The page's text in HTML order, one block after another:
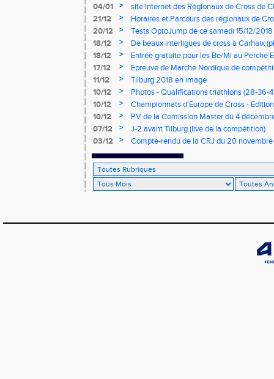
04/01
>
site Internet des Régionaux de Cross de
21/12
>
Horaires et Parcours des régionaux de
20/12
>
Tests OptoJump de ce samedi 15/12/2018
18/12
>
De beaux interligues de cross à Carhaix
18/12
>
Entrée gratuite pour les Be/Mi au Perche
17/12
>
Epreuve de Marche Nordique de
de cross du Loir et Cher
11/12 >
Tilburg 2018 en image
10/12
>
Photos - Qualifications triathlons (28-36-
10/12
>
Championnats d'Europe de Cross -
10/12
>
PV de la Comission Master du 4
07/12
>
J-2 avant Tilburg (live de la compétition)
03/12
> Compte-rendu de la CRJ du 20 novembre